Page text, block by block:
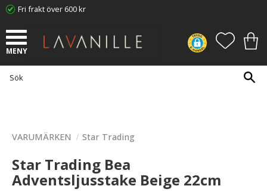
Fri frakt över 600 kr
VARUMÄRKEN Star Trading
Star Trading Bea
Adventsljusstake Beige 22cm